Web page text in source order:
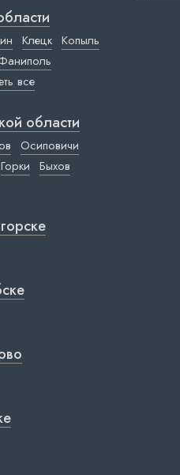
Клецк Копыль
все
области
Осиповичи
Горки Быхов